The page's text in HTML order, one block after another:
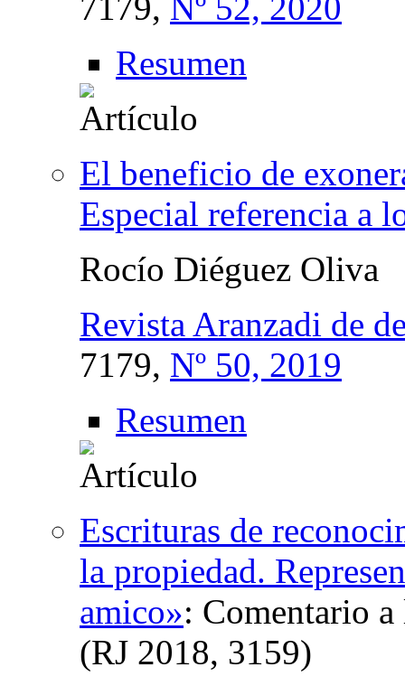
Resumen
El beneficio de
Especial referencia a
Rocío Diéguez Oliva
Revista Aranzadi de
7179, Nº 50, 2019
Resumen
Escrituras de
la propiedad.
amico»: Comentario
(RJ 2018, 3159)